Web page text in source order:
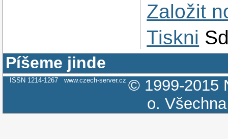
Založit
Tiskni
Píšeme jinde
ISSN 1214-1267 www.czech-server.cz © 1999-2015
o.